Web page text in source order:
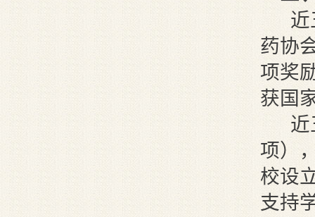
近
药协
项奖
获国
近
项）
校设
支持